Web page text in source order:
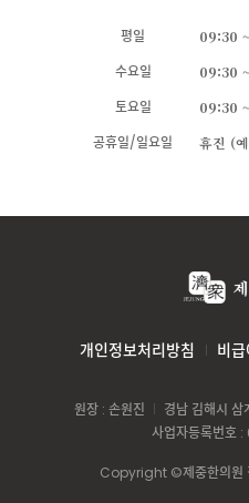
평일 09:30
수요일
09:30
토요일
09:30
공휴일/일요일
휴진 (
개인정보처리방침 비
원장 : 손원진
경남 김해시
사업자등록번
Copyright ©제중한의